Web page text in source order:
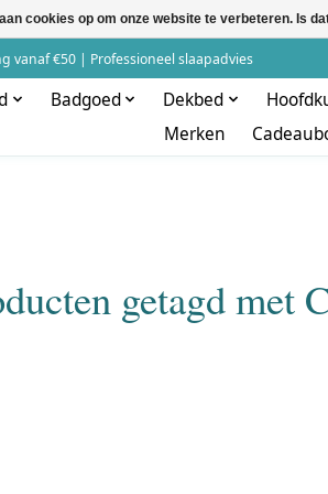
vanaf €50 | Professioneel slaapadvies
Badgoed Dekbed
Merken
getagd met
cookies op om onze website te verbeteren. Is